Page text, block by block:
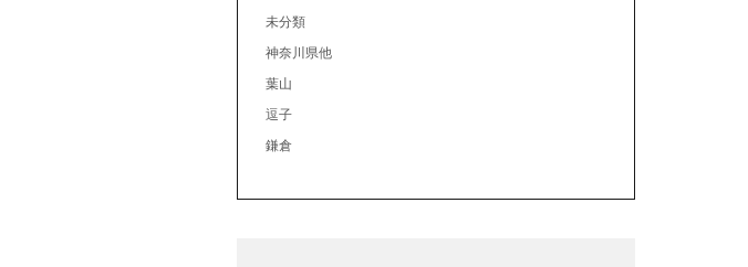
未分類
神奈川県他
葉山
逗子
鎌倉